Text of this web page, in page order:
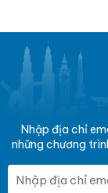
Nhập địa chỉ
những chương